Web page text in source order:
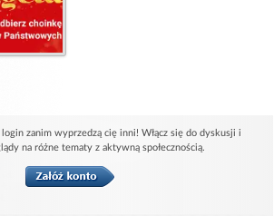
zanim wyprzedzą cię inni! Włącz się do dyskusji i
na różne tematy z aktywną społecznością.